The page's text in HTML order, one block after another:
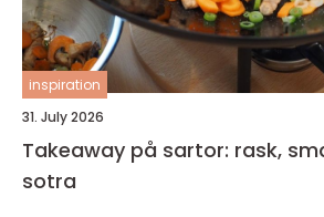
inspiration
31. July 2026
Takeaway på sartor: rask,
sotra